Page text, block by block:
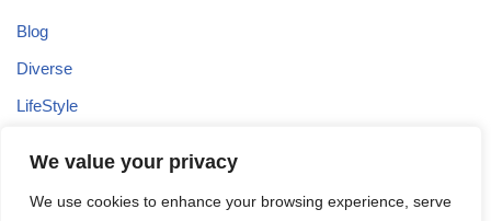
We value your privacy
We use cookies to enhance your browsing experience, serve
Blog
Diverse
LifeStyle